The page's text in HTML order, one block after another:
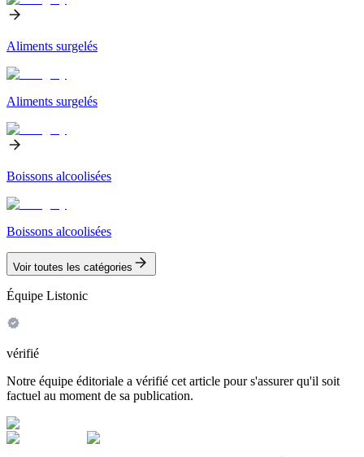
Aliments surgelés
Aliments surgelés
Boissons alcoolisées
Boissons alcoolisées
Voir toutes les catégories
Équipe Listonic
vérifié
Notre équipe éditoriale a vérifié cet article pour s'assurer qu'il soit
factuel au moment de sa publication.